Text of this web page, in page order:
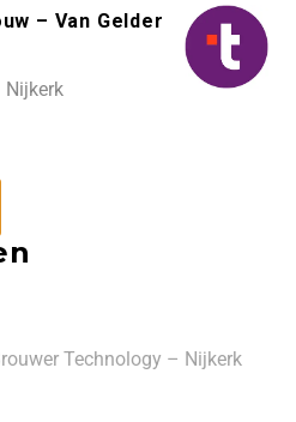
– Van Gelder
Nijkerk
Technology – Nijkerk